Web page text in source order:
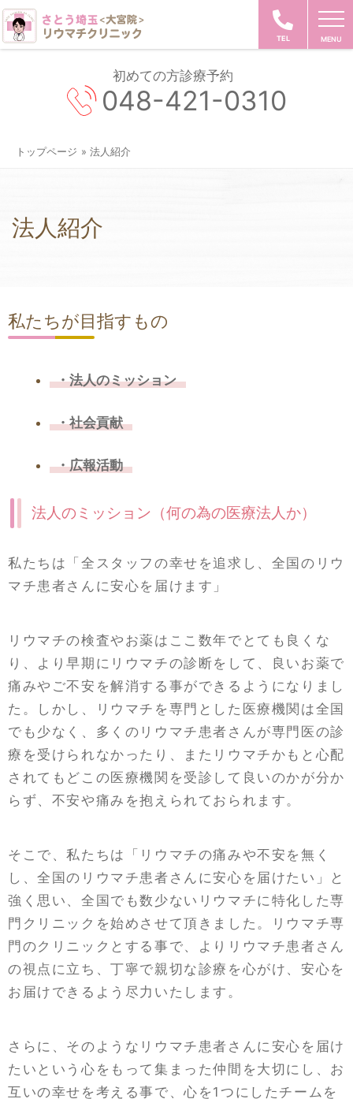
TEL
初めての方診療予約
048-421-0310
トップページ » 法人紹介
法人紹介
私たちが目指すもの
・法人のミッション
・社会貢献
・広報活動
法人のミッション（何の為の医療法人か）
私たちは「全スタッフの幸せを追求し、全国のリウ
マチ患者さんに安心を届けます」
リウマチの検査やお薬はここ数年でとても良くな
り、より早期にリウマチの診断をして、良いお薬で
痛みやご不安を解消する事ができるようになりまし
た。しかし、リウマチを専門とした医療機関は全国
でも少なく、多くのリウマチ患者さんが専門医の診
療を受けられなかったり、またリウマチかもと心配
されてもどこの医療機関を受診して良いのかが分か
らず、不安や痛みを抱えられておられます。
そこで、私たちは「リウマチの痛みや不安を無く
し、全国のリウマチ患者さんに安心を届けたい」と
強く思い、全国でも数少ないリウマチに特化した専
門クリニックを始めさせて頂きました。リウマチ専
門のクリニックとする事で、よりリウマチ患者さん
の視点に立ち、丁寧で親切な診療を心がけ、安心を
お届けできるよう尽力いたします。
さらに、そのようなリウマチ患者さんに安心を届け
たいという心をもって集まった仲間を大切にし、お
互いの幸せを考える事で、心を1つにしたチームを